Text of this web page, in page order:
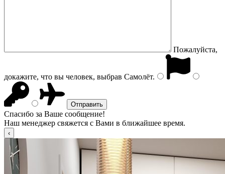
Пожалуйста,
докажите, что вы человек, выбрав Самолёт.
Спасибо за Ваше сообщение!
Наш менеджер свяжется с Вами в ближайшее время.